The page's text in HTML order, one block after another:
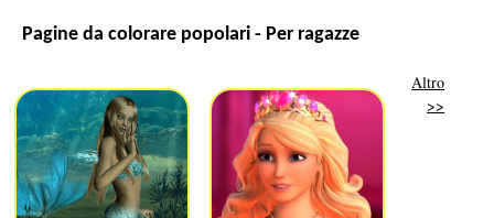
Pagine da colorare popolari - Per ragazze
Altro
>>